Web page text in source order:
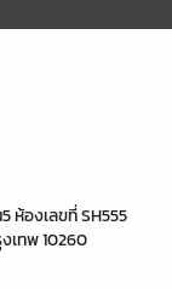
ห้องเลขที่ SH555
เทพ 10260